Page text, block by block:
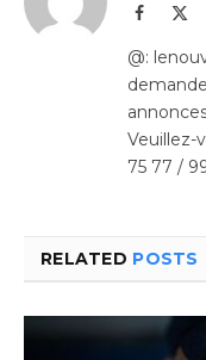
Facebook
@:
Veuillez-
75 77 /
RELATED POSTS